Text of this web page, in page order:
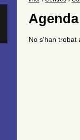
Agenda
No s'han trobat